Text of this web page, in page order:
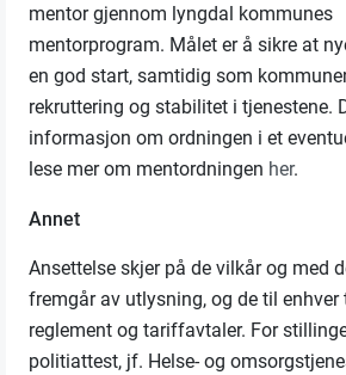
mentor gjennom lyngdal kommunes
mentorprogram. Målet er å sikre at
en god start, samtidig som
rekruttering og stabilitet i tjenestene.
informasjon om ordningen i et
lese mer om mentordningen her.
Annet
Ansettelse skjer på de vilkår og med
fremgår av utlysning, og de til enhver
reglement og tariffavtaler. For
politiattest, jf. Helse- og